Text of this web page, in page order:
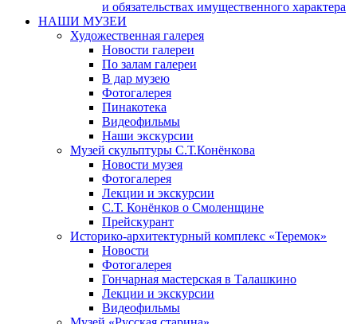
и обязательствах имущественного характера
НАШИ МУЗЕИ
Художественная галерея
Новости галереи
По залам галереи
В дар музею
Фотогалерея
Пинакотека
Видеофильмы
Наши экскурсии
Музей скульптуры С.Т.Конёнкова
Новости музея
Фотогалерея
Лекции и экскурсии
С.Т. Конёнков о Смоленщине
Прейскурант
Историко-архитектурный комплекс «Теремок»
Новости
Фотогалерея
Гончарная мастерская в Талашкино
Лекции и экскурсии
Видеофильмы